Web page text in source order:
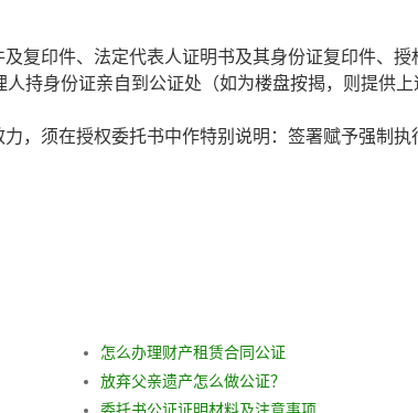
复印件、法定代表人证明书及其身份证复印件、授
持身份证亲自到公证处（如为楼盘按揭，则提供
，须在授权委托书中作特别说明：签署赋予强制执
怎么办理财产租赁合同公证
放弃父亲遗产怎么做公证？